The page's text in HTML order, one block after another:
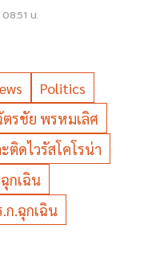
น.
Politics
ตรชัย พรหมเลิศ
ะติดไวรัสโคโรน่า
กเฉิน
ก.ฉุกเฉิน